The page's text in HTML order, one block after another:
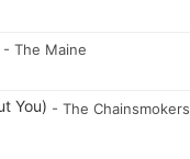
- The Maine
You) - The Chainsmokers